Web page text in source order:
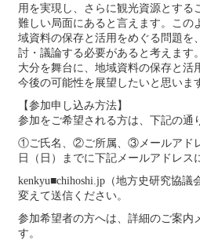
用を実現し、さらに観光資源とする
難しい局面にあると言えます。この
域資料の保存と活用をめぐる問題を
討・議論する必要があると考えます
大分を舞台に、地域資料の保存と活
今後の可能性を展望したいと思いま
【参加申し込み方法】
参加をご希望される方は、下記の通
①ご氏名、②ご所属、③メールアド
日（日）までに下記メールアドレス
kenkyu■chihoshi.jp（地方史研究協
変えて送信ください。
参加希望者の方へは、詳細のご案内
す。